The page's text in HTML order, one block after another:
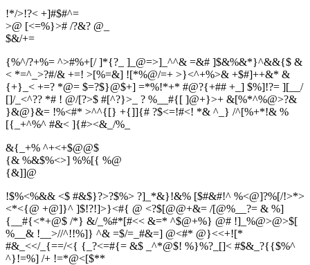
!*/>!?< +]#$#^=
>@ [<=%}># /?&? @_
$&/+=
{%^/?+%= ^>#%+[/ ]*{?_ ]_@=>]_^^& =&# ]$&%&*}^&&{$ &
< *=^_>?#/& +=! >[%=&] ![*%@/=+ >}<^+%>& +$#]++&* &
{+}_< +=? *@= $=?$}@$+] =*%!*+* #@?{+## +_] $%]!?= ][__/
[]/_<^?? *# ! @/[?>$ #[^?}>_ ? %__#{[ ]@+}>+ &[%*^%@>?&
}&@}&= !%<#* >^^{[} +{]]{# ?$<=!#<! *& ^_} /^[%+*!& %
[{_+^%^ #&< ]{#><&_/%_
&{_+% ^+<+$@@$
{& %&$%<>] %%[{ %@
{&]]@
!$%<%&& <$ #&$}?>?$%> ?]_*&}!&% [$#&#!^ %<@]?%[/!>*>
<*<{@ +@]}^ ]$!?!]>}<#{ @ <?$[@@+&= /[@%__?= & %]
{__#{<*+@$ /*} &/_%#*[#<< &=* ^$@+%} @# !]_%@>@>$[
%__& !__>//^!!%]} ^& =$/=_#&=] @<#* @}<<+![*
#&_<</_{==/<{ {_?<=#{= &$ _^*@$! %}%?_[]< #$&_?{{$%^
^}!=%] /+ !=*@<[$**